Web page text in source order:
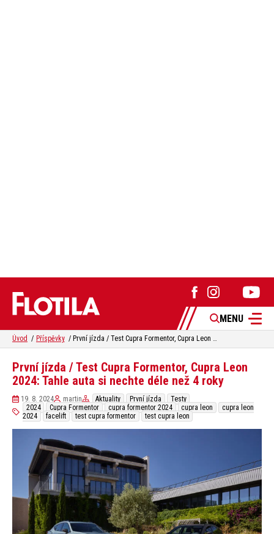
MENU
Úvod Příspěvky První jízda / Test Cupra Formentor, Cupra Leon 2024: Tahle auta si nechte déle než 4 roky
První jízda / Test Cupra Formentor, Cupra Leon
2024: Tahle auta si nechte déle než 4 roky
19. 8. 2024 martin Aktuality První jízda
Testy
2024
Cupra Formentor cupra formentor 2024 cupra leon
cupra leon
2024
facelift test cupra formentor test cupra leon